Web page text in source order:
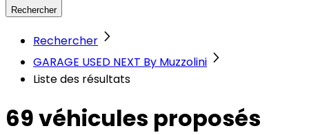
Rechercher
Rechercher
GARAGE USED NEXT By Muzzolini
Liste des résultats
69 véhicules proposés